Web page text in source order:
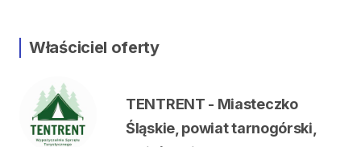
Właściciel oferty
TENTRENT - Miasteczko
Śląskie, powiat tarnogórski,